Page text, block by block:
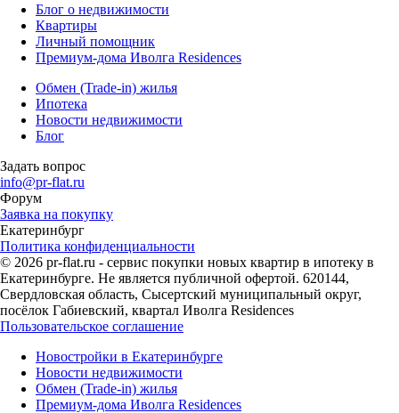
Блог о недвижимости
Квартиры
Личный помощник
Премиум-дома Иволга Residences
Обмен (Trade-in) жилья
Ипотека
Новости недвижимости
Блог
Задать вопрос
info@pr-flat.ru
Форум
Заявка на покупку
Екатеринбург
Политика конфиденциальности
© 2026 pr-flat.ru - сервис покупки новых квартир в ипотеку в
Екатеринбурге. Не является публичной офертой. 620144,
Свердловская область, Сысертский муниципальный округ,
посёлок Габиевский, квартал Иволга Residences
Пользовательское соглашение
Новостройки в Екатеринбурге
Новости недвижимости
Обмен (Trade-in) жилья
Премиум-дома Иволга Residences